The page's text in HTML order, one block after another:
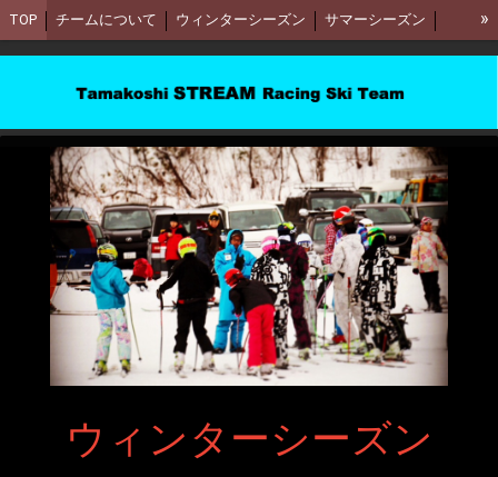
TOP チームについて ウィンターシーズン サマーシーズン
会費について コーチングスタッフ YouTube お問合わせ
»
ウィンターシーズン